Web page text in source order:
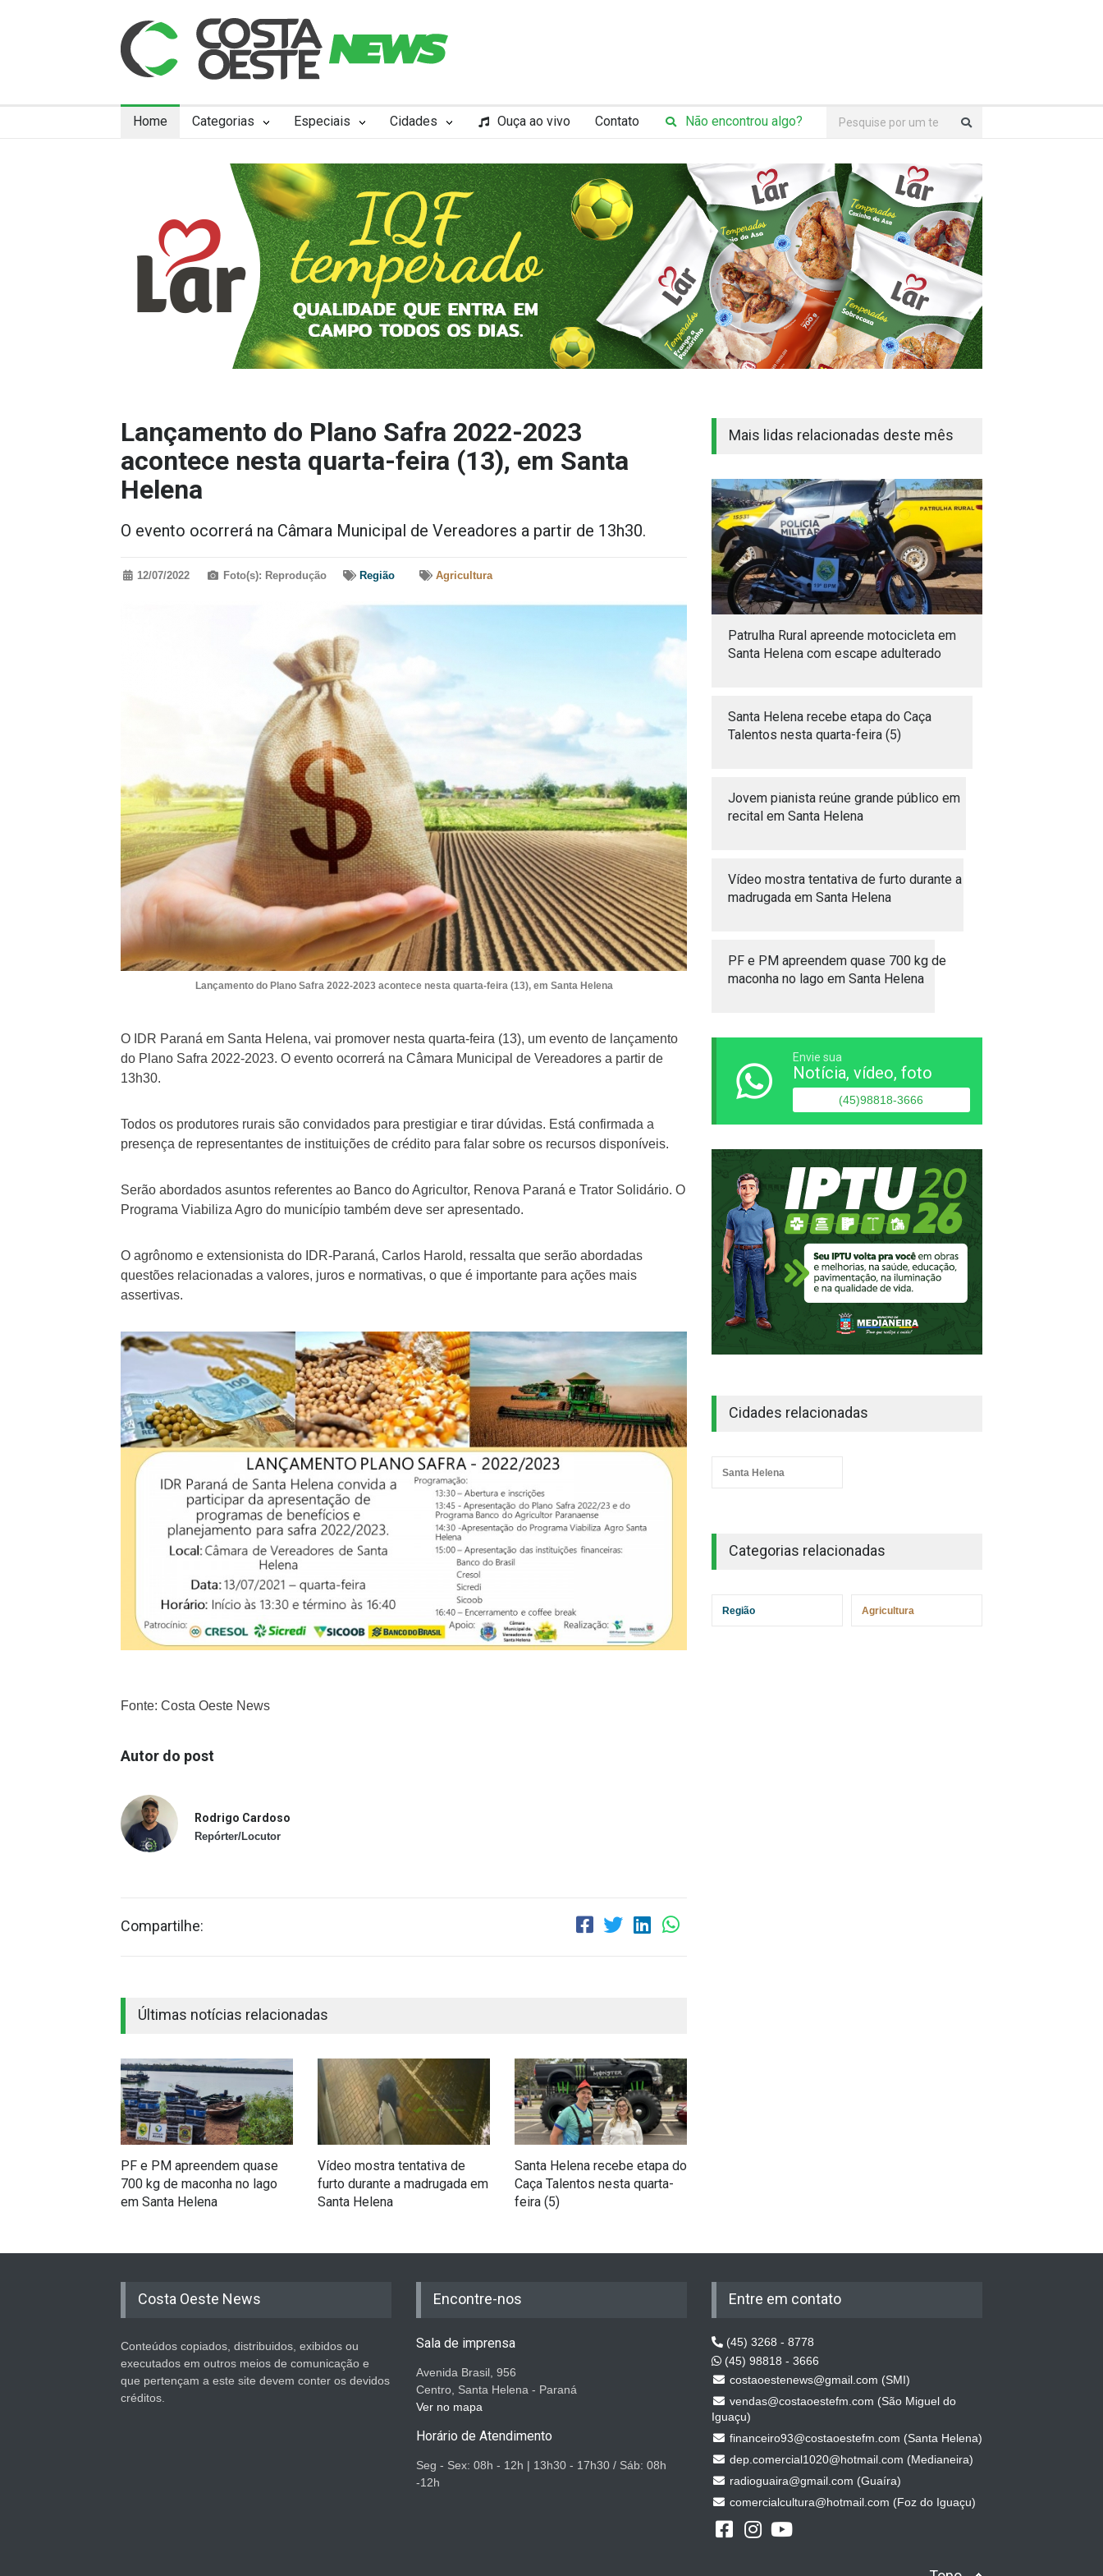
Home Categorias Especiais Cidades Ouça ao vivo Contato Não encontrou algo?
Lançamento do Plano Safra 2022-2023
acontece nesta quarta-feira (13), em Santa
Helena
O evento ocorrerá na Câmara Municipal de Vereadores a partir de 13h30.
12/07/2022 Foto(s): Reprodução Região Agricultura
Lançamento do Plano Safra 2022-2023 acontece nesta quarta-feira (13), em Santa Helena
O IDR Paraná em Santa Helena, vai promover nesta quarta-feira (13), um evento de lançamento
do Plano Safra 2022-2023. O evento ocorrerá na Câmara Municipal de Vereadores a partir de
13h30.
Todos os produtores rurais são convidados para prestigiar e tirar dúvidas. Está confirmada a
presença de representantes de instituições de crédito para falar sobre os recursos disponíveis.
Serão abordados asuntos referentes ao Banco do Agricultor, Renova Paraná e Trator Solidário. O
Programa Viabiliza Agro do município também deve ser apresentado.
O agrônomo e extensionista do IDR-Paraná, Carlos Harold, ressalta que serão abordadas
questões relacionadas a valores, juros e normativas, o que é importante para ações mais
assertivas.
Fonte: Costa Oeste News
Autor do post
Rodrigo Cardoso
Repórter/Locutor
Compartilhe:
Últimas notícias relacionadas
PF e PM apreendem quase
700 kg de maconha no lago
em Santa Helena
Vídeo mostra tentativa de
furto durante a madrugada em
Santa Helena
Santa Helena recebe etapa do
Caça Talentos nesta quarta-
feira (5)
Mais lidas relacionadas deste mês
Patrulha Rural apreende motocicleta em
Santa Helena com escape adulterado
Santa Helena recebe etapa do Caça
Talentos nesta quarta-feira (5)
Jovem pianista reúne grande público em
recital em Santa Helena
Vídeo mostra tentativa de furto durante a
madrugada em Santa Helena
PF e PM apreendem quase 700 kg de
maconha no lago em Santa Helena
Envie sua
Notícia, vídeo, foto
(45)98818-3666
Cidades relacionadas
Santa Helena
Categorias relacionadas
Região Agricultura
Costa Oeste News
Conteúdos copiados, distribuidos, exibidos ou
executados em outros meios de comunicação e
que pertençam a este site devem conter os devidos
créditos.
Encontre-nos
Sala de imprensa
Avenida Brasil, 956
Centro, Santa Helena - Paraná
Ver no mapa
Horário de Atendimento
Seg - Sex: 08h - 12h | 13h30 - 17h30 / Sáb: 08h
-12h
Entre em contato
(45) 3268 - 8778
(45) 98818 - 3666
costaoestenews@gmail.com (SMI)
vendas@costaoestefm.com (São Miguel do
Iguaçu)
financeiro93@costaoestefm.com (Santa Helena)
dep.comercial1020@hotmail.com (Medianeira)
radioguaira@gmail.com (Guaíra)
comercialcultura@hotmail.com (Foz do Iguaçu)